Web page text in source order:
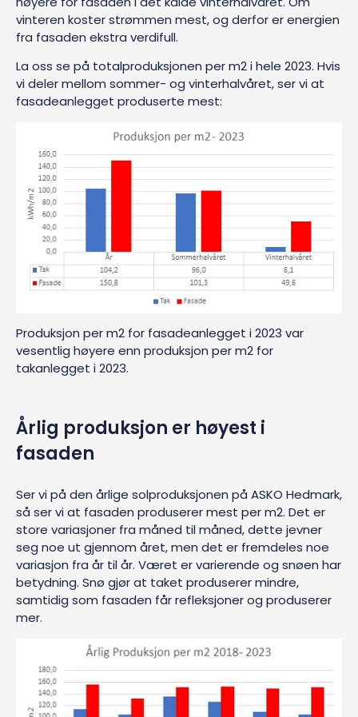
vinteren koster strømmen mest, og derfor er energien
fra fasaden ekstra verdifull.
La oss se på totalproduksjonen per m2 i hele 2023. Hvis
vi deler mellom sommer- og vinterhalvåret, ser vi at
fasadeanlegget produserte mest:
Produksjon per m2 for fasadeanlegget i 2023 var
vesentlig høyere enn produksjon per m2 for
takanlegget i 2023.
Årlig produksjon er høyest i
fasaden
Ser vi på den årlige solproduksjonen på ASKO Hedmark,
så ser vi at fasaden produserer mest per m2. Det er
store variasjoner fra måned til måned, dette jevner
seg noe ut gjennom året, men det er fremdeles noe
variasjon fra år til år. Været er varierende og snøen har
betydning. Snø gjør at taket produserer mindre,
samtidig som fasaden får refleksjoner og produserer
mer.